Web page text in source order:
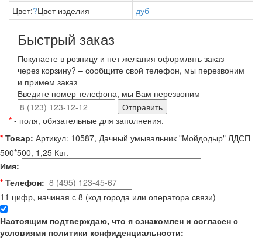
Цвет:?Цвет изделия дуб
Быстрый заказ
Покупаете в розницу и нет желания оформлять заказ
через корзину? – сообщите свой телефон, мы перезвоним
и примем заказ
Введите номер телефона, мы Вам перезвоним
Отправить
* - поля, обязательные для заполнения.
* Товар: Артикул: 10587, Дачный умывальник "Мойдодыр" ЛДСП
500*500, 1,25 Квт.
Имя:
* Телефон:
11 цифр, начиная с 8 (код города или оператора связи)
Настоящим подтверждаю, что я ознакомлен и согласен с
условиями политики конфиденциальности: